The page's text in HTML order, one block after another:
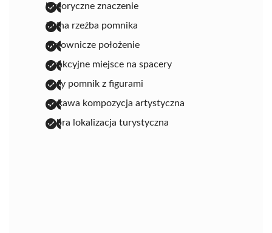
historyczne znaczenie
ładna rzeźba pomnika
malownicze położenie
atrakcyjne miejsce na spacery
duży pomnik z figurami
ciekawa kompozycja artystyczna
dobra lokalizacja turystyczna